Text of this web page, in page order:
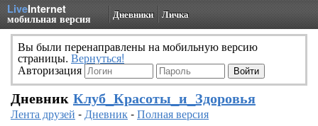
LiveInternet
мобильная версия Дневники Личка
Вы были перенаправлены на мобильную версию
страницы. Вернуться!
Авторизация
Дневник Клуб_Красоты_и_Здоровья
Лента друзей -Дневник-Полная версия